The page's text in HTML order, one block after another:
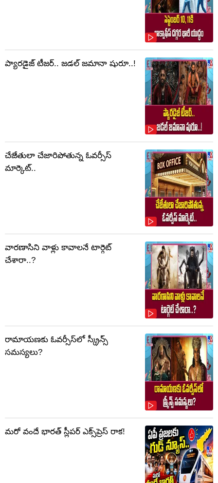
ప్యారడైజ్ టీజర్.. జడల్ జమానా షురూ..!
చేజేతులా చేజారిపోతున్న ఓవర్సీస్
మార్కెట్..
వారణాసిని వాళ్లు కావాలనే టార్గెట్
చేశారా..?
రామాయణకు ఓవర్సీస్‌లో స్క్రీన్స్
సమస్యలు?
మరో వందే భారత్ స్లీపర్ ఎక్స్‌ప్రెస్ రాక!